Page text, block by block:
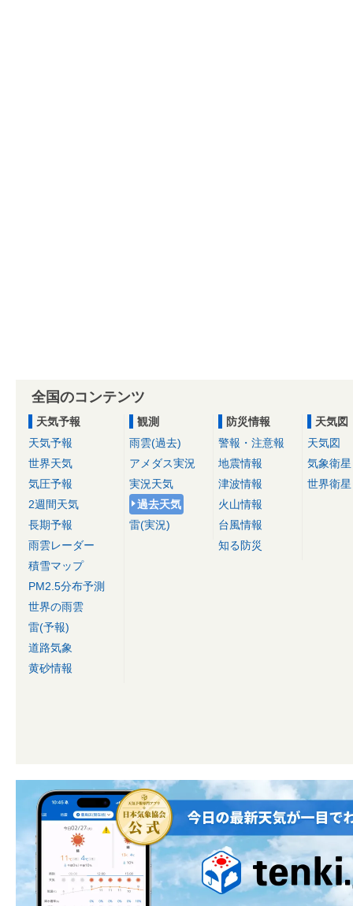
全国のコンテンツ
天気予報
天気予報
世界天気
気圧予報
2週間天気
長期予報
雨雲レーダー
積雪マップ
PM2.5分布予測
世界の雨雲
雷(予報)
道路気象
黄砂情報
観測
雨雲(過去)
アメダス実況
実況天気
過去天気
雷(実況)
防災情報
警報・注意報
地震情報
津波情報
火山情報
台風情報
知る防災
天気図
天気図
気象衛星
世界衛星